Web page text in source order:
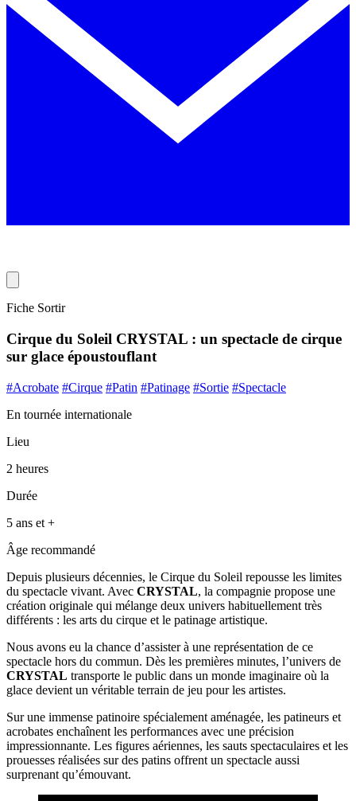
Fiche Sortir
Cirque du Soleil CRYSTAL : un spectacle de cirque
sur glace époustouflant
#Acrobate #Cirque #Patin #Patinage #Sortie #Spectacle
En tournée internationale
Lieu
2 heures
Durée
5 ans et +
Âge recommandé
Depuis plusieurs décennies, le Cirque du Soleil repousse les limites
du spectacle vivant. Avec CRYSTAL, la compagnie propose une
création originale qui mélange deux univers habituellement très
différents : les arts du cirque et le patinage artistique.
Nous avons eu la chance d’assister à une représentation de ce
spectacle hors du commun. Dès les premières minutes, l’univers de
CRYSTAL transporte le public dans un monde imaginaire où la
glace devient un véritable terrain de jeu pour les artistes.
Sur une immense patinoire spécialement aménagée, les patineurs et
acrobates enchaînent les performances avec une précision
impressionnante. Les figures aériennes, les sauts spectaculaires et les
prouesses réalisées sur des patins offrent un spectacle aussi
surprenant qu’émouvant.